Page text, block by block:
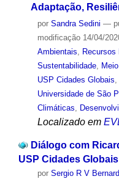
Adaptação,
por Sandra Sedini —
modificação14/04/
Ambientais
Recursos
Sustentabilidade,
USP Cidades Globais
Universidade de São
Climáticas
Localizado em
Diálogo com
USP Cidades Globais
por Sergio R V